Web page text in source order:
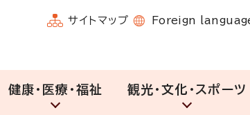
サイトマップ Foreign
健康・医療・福祉 観光・文化・スポーツ